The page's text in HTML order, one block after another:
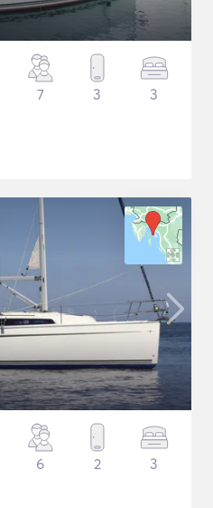
7 3 3
6 2 3